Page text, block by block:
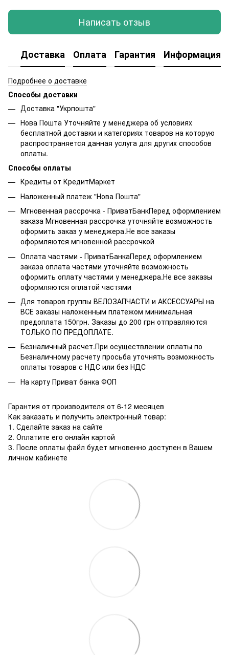
Написать отзыв
Доставка Оплата Гарантия Информация
Подробнее о доставке
Способы доставки
Доставка "Укрпошта"
Нова Пошта Уточняйте у менеджера об условиях
бесплатной доставки и категориях товаров на которую
распространяется данная услуга для других способов
оплаты.
Способы оплаты
Кредиты от КредитМаркет
Наложенный платеж "Нова Пошта"
Мгновенная рассрочка - ПриватБанкПеред оформлением
заказа Мгновенная рассрочка уточняйте возможность
оформить заказ у менеджера.Не все заказы
оформляются мгновенной рассрочкой
Оплата частями - ПриватБанкаПеред оформлением
заказа оплата частями уточняйте возможность
оформить оплату частями у менеджера.Не все заказы
оформляются оплатой частями
Для товаров группы ВЕЛОЗАПЧАСТИ и АКСЕССУАРЫ на
ВСЕ заказы наложенным платежом минимальная
предоплата 150грн. Заказы до 200 грн отправляются
ТОЛЬКО ПО ПРЕДОПЛАТЕ.
Безналичный расчет.При осуществлении оплаты по
Безналичному расчету просьба уточнять возможность
оплаты товаров с НДС или без НДС
На карту Приват банка ФОП
Гарантия от производителя от 6-12 месяцев
Как заказать и получить электронный товар:
1. Сделайте заказ на сайте
2. Оплатите его онлайн картой
3. После оплаты файл будет мгновенно доступен в Вашем
личном кабинете